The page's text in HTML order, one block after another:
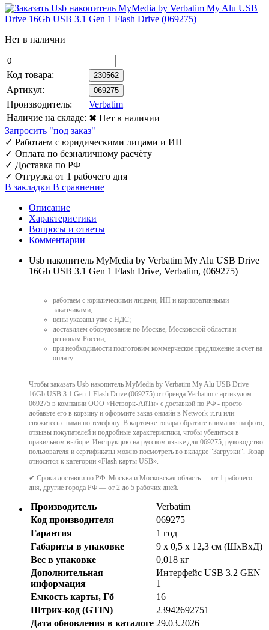
Нет в наличии
Код товара: 230562
Артикул: 069275
Производитель:
Verbatim
Наличие на складе: ✖ Нет в наличии
Запросить "под заказ"
✓ Работаем с юридическими лицами и ИП
✓ Оплата по безналичному расчёту
✓ Доставка по РФ
✓ Отгрузка от 1 рабочего дня
В закладки В сравнение
Описание
Характеристики
Вопросы и ответы
Комментарии
Usb накопитель MyMedia by Verbatim My Alu USB Drive
16Gb USB 3.1 Gen 1 Flash Drive, Verbatim, (069275)
работаем с юридическими лицами, ИП и корпоративными
заказчиками;
цены указаны уже с НДС;
доставляем оборудование по Москве, Московской области и
регионам России;
при необходимости подготовим коммерческое предложение и счет на
оплату.
Чтобы заказать Usb накопитель MyMedia by Verbatim My Alu USB Drive
16Gb USB 3.1 Gen 1 Flash Drive (069275) от бренда Verbatim с артикулом
069275 в компании ООО «Нетворк-АйТи» с доставкой по РФ - просто
добавьте его в корзину и оформите заказ онлайн в Network-it.ru или
свяжитесь с нами по телефону. В карточке товара обратите внимание на фото,
отзывы покупателей и подробные характеристики, чтобы убедиться в
правильном выборе. Инструкцию на русском языке для 069275, руководство
пользователя и сертификаты можно посмотреть во вкладке "Загрузки". Товар
относится к категории «Flash карты USB».
✔ Сроки доставки по РФ: Москва и Московская область — от 1 рабочего
дня, другие города РФ — от 2 до 5 рабочих дней.
Производитель
Verbatim
Код производителя
069275
Гарантия
1 год
Габариты в упаковке
9 x 0,5 x 12,3 см (ШхВхД)
Вес в упаковке
0,018 кг
Дополнительная
информация
Интерфейс USB 3.2 GEN
1
Емкость карты, Гб
16
Штрих-код (GTIN)
23942692751
Дата обновления в каталоге 29.03.2026